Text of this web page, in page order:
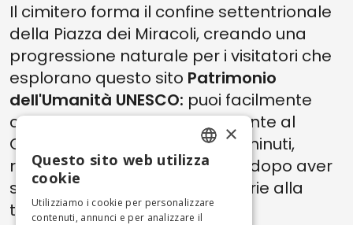
Il cimitero forma il confine settentrionale
della Piazza dei Miracoli, creando una
progressione naturale per i visitatori che
esplorano questo sito Patrimonio
dell'Umanità UNESCO: puoi facilmente
camminare dalla Torre Pendente al
Camposanto in meno di due minuti,
rendendolo una tappa ideale dopo aver
scattato quelle foto obbligatorie alla
torre.
ENGLISH
ITALIAN
×
Questo sito web utilizza
cookie
Utilizziamo i cookie per personalizzare
contenuti, annunci e per analizzare il